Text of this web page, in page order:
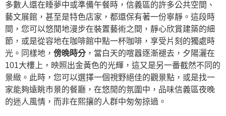
多數人還在睡夢中或準備午餐時，信義區的許多公共空間、
藝文展館，甚至是特色店家，都還保有著一份寧靜。這段時
間，您可以悠閒地漫步在裝置藝術之間，靜心欣賞建築的細
節，或是從容地在咖啡館中點一杯咖啡，享受片刻的獨處時
光。同樣地， 傍晚時分，當白天的喧囂逐漸褪去，夕陽灑在
101大樓上，映照出金黃色的光輝，這又是另一番截然不同的
景緻。此時，您可以選擇一個視野絕佳的觀景點，或是找一
家能夠遠眺市景的餐廳，在悠閒的氛圍中，品味信義區夜晚
的迷人風情，而非在熙攘的人群中匆匆掠過。